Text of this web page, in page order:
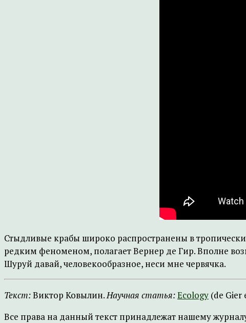
Стыдливые крабы широко распространены в
редким феноменом, полагает Вернер де Гир. Вполне
Шуруй давай, человекообразное, неси мне червячка.
Текст:Виктор Ковылин.Научная статья:Ecology (de Gier
Все права на данный текст принадлежат нашему